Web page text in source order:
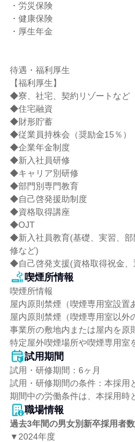
・労災保険
・健康保険
・厚生年金
待遇・福利厚生
【福利厚生】
◆寮、社宅、契約リゾートなど
◆住宅融資
◆財形貯蓄
◆従業員持株会（奨励金15％）
◆企業年金制度
◆新入社員研修
◆キャリア別研修
◆部門別専門教育
◆自己啓発援助制度
◆資格取得講座
◆OJT
◆新入社員教育(基礎、実習、
修など)
◆自己啓発支援(資格取得祝金、
喫煙所情報
喫煙所情報
屋内原則禁煙（喫煙専用室設置
屋内原則禁煙（喫煙専用室以外
事業所の敷地内または屋内を原
特定屋外喫煙場所や喫煙専用室
試用期間
試用・研修期間：6ヶ月
試用・研修期間の条件：本採用
職場情報
過去3年間の男女別新卒採用者数
▼2024年度